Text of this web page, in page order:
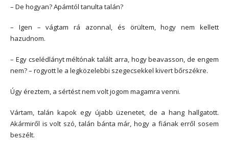
– De hogyan? Apámtól tanulta talán?
– Igen – vágtam rá azonnal, és örültem, hogy nem kellett
hazudnom.
– Egy cselédlányt méltónak talált arra, hogy beavasson, de engem
nem? – rogyott le a legközelebbi szegecsekkel kivert bőrszékre.
Úgy éreztem, a sértést nem volt jogom magamra venni.
Vártam, talán kapok egy újabb üzenetet, de a hang hallgatott.
Akármiről is volt szó, talán bánta már, hogy a fiának erről sosem
beszélt.